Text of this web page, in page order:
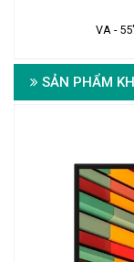
VA -
SẢN PHẨM